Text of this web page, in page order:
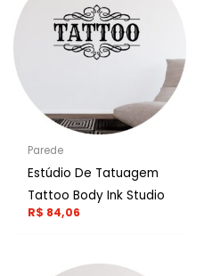
Parede
Estúdio De Tatuagem
Tattoo Body Ink Studio
R$ 84,06